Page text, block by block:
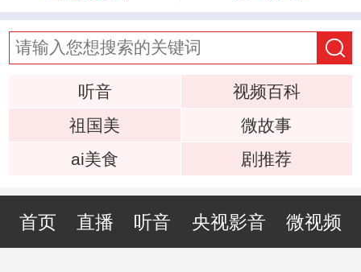
听音
视频百科
祖国美
微故事
ai美食
剧推荐
首页 直播 听音 央视影音 微视频